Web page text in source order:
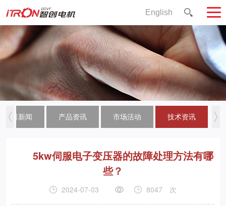
English
公司新闻 产品资讯 市场活动 技术资讯
5kw伺服电子变压器的故障处理方法有哪
些？
2024-07-03 8047 次